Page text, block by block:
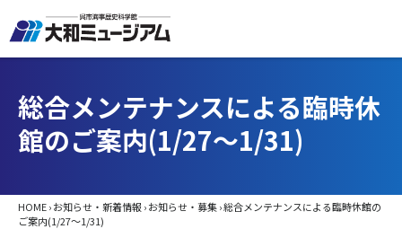
総合メンテナンスによる臨時休
館のご案内(1/27～1/31)
HOME›お知らせ・新着情報 ›お知らせ・募集›総合メンテナンスによる臨時休館の
ご案内(1/27～1/31)